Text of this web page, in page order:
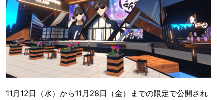
11月12日（水）から11月28日（金）までの限定で公開され